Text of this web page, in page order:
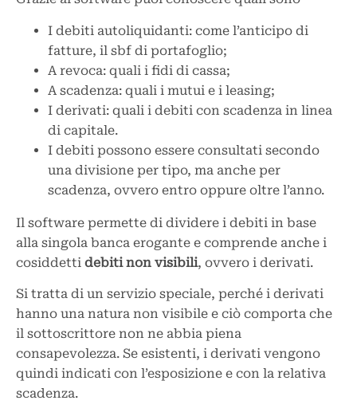
I debiti autoliquidanti: come l’anticipo di
fatture, il sbf di portafoglio;
A revoca: quali i fidi di cassa;
A scadenza: quali i mutui e i leasing;
I derivati: quali i debiti con scadenza in linea
di capitale.
I debiti possono essere consultati secondo
una divisione per tipo, ma anche per
scadenza, ovvero entro oppure oltre l’anno.
Il software permette di dividere i debiti in base
alla singola banca erogante e comprende anche i
cosiddetti debiti non visibili, ovvero i derivati.
Si tratta di un servizio speciale, perché i derivati
hanno una natura non visibile e ciò comporta che
il sottoscrittore non ne abbia piena
consapevolezza. Se esistenti, i derivati vengono
quindi indicati con l’esposizione e con la relativa
scadenza.